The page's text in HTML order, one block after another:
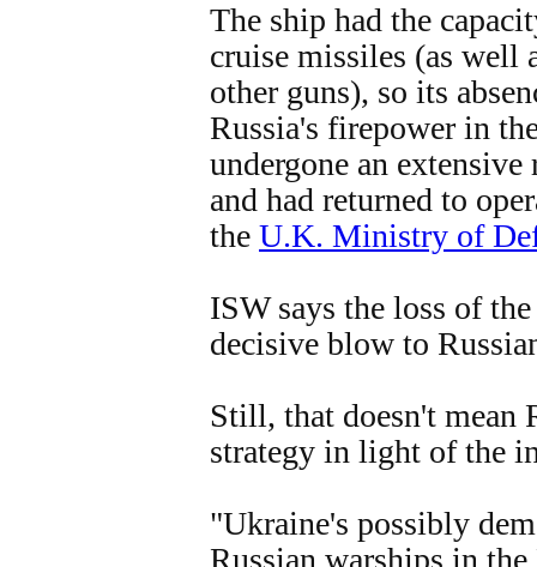
The ship had the
cruise missiles (as well
other guns), so its
Russia's firepower in
undergone an
and had returned to
the U.K. Ministry of
ISW says the loss of
decisive blow to
Still, that doesn't mean
strategy in light of the
"Ukraine's possibly
Russian warships in